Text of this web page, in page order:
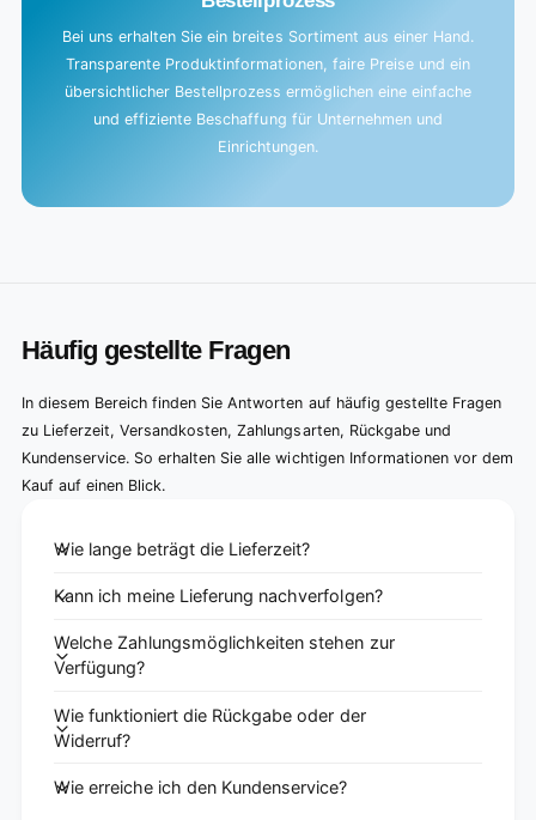
Bei uns erhalten Sie ein breites Sortiment aus einer Hand.
Transparente Produktinformationen, faire Preise und ein
übersichtlicher Bestellprozess ermöglichen eine einfache
und effiziente Beschaffung für Unternehmen und
Einrichtungen.
Häufig gestellte Fragen
In diesem Bereich finden Sie Antworten auf häufig gestellte Fragen
zu Lieferzeit, Versandkosten, Zahlungsarten, Rückgabe und
Kundenservice. So erhalten Sie alle wichtigen Informationen vor dem
Kauf auf einen Blick.
Wie lange beträgt die Lieferzeit?
Kann ich meine Lieferung nachverfolgen?
Welche Zahlungsmöglichkeiten stehen zur
Verfügung?
Wie funktioniert die Rückgabe oder der
Widerruf?
Wie erreiche ich den Kundenservice?